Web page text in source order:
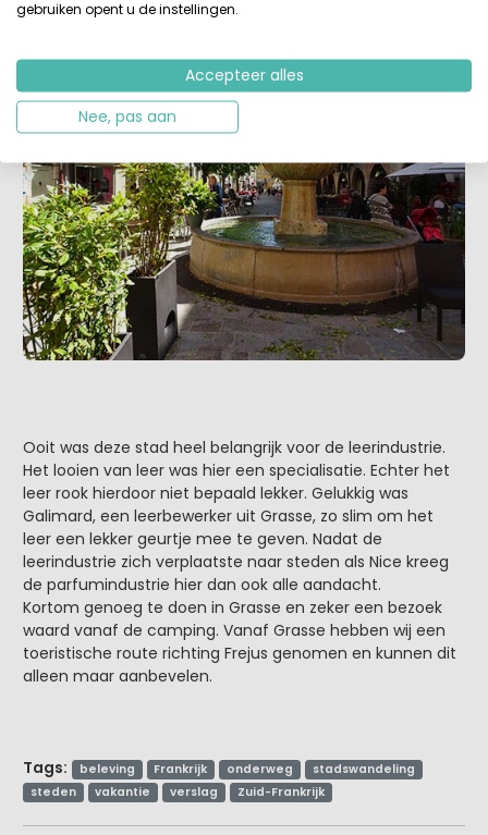
Ooit was deze stad heel belangrijk voor de leerindustrie.
Het looien van leer was hier een specialisatie. Echter het
leer rook hierdoor niet bepaald lekker. Gelukkig was
Galimard, een leerbewerker uit Grasse, zo slim om het
leer een lekker geurtje mee te geven. Nadat de
leerindustrie zich verplaatste naar steden als Nice kreeg
de parfumindustrie hier dan ook alle aandacht.
Kortom genoeg te doen in Grasse en zeker een bezoek
waard vanaf de camping. Vanaf Grasse hebben wij een
toeristische route richting Frejus genomen en kunnen dit
alleen maar aanbevelen.
Tags: beleving Frankrijk onderweg
stadswandeling
steden
vakantie verslag Zuid-Frankrijk
gebruiken opent u de instellingen.
Accepteer alles
Nee, pas aan